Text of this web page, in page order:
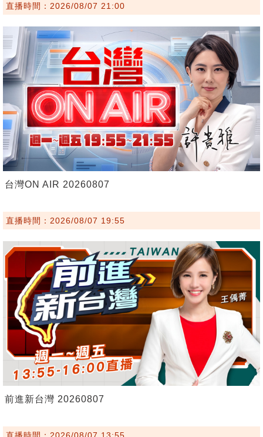
直播時間：2026/08/07 21:00
台灣ON AIR 20260807
直播時間：2026/08/07 19:55
前進新台灣 20260807